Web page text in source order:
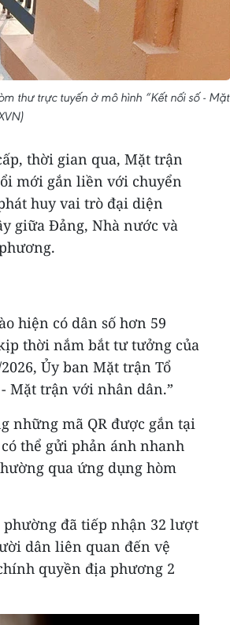
thư trực tuyến ở mô hình “Kết nối số - Mặt
thời gian qua, Mặt trận
mới gắn liền với chuyển
huy vai trò đại diện
giữa Đảng, Nhà nước và
hiện có dân số hơn 59
thời nắm bắt tư tưởng của
Ủy ban Mặt trận Tổ
Mặt trận với nhân dân.”
những mã QR được gắn tại
thể gửi phản ánh nhanh
qua ứng dụng hòm
đã tiếp nhận 32 lượt
dân liên quan đến vệ
quyền địa phương 2